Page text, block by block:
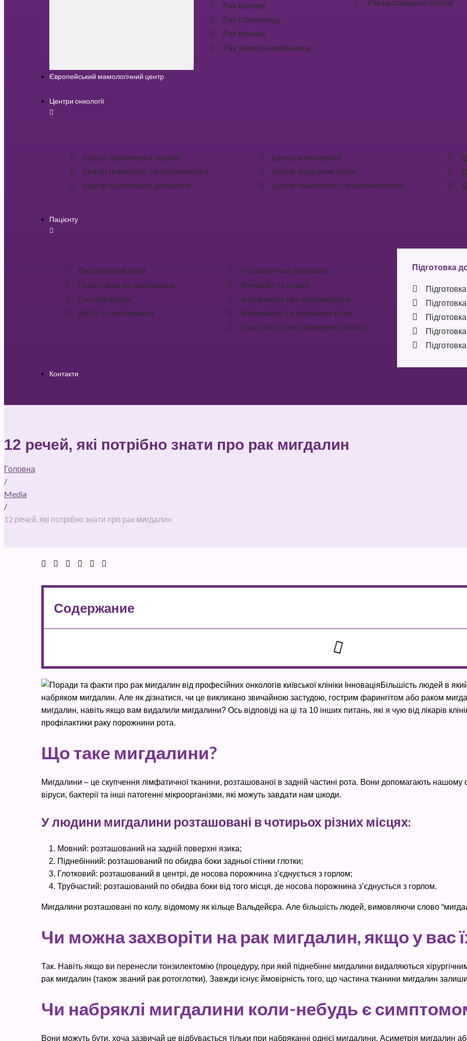
Рак шлунку
Рак стравоходу
Рак печінки
Рак тонкого кишківника
Рак щитовидної залози
Європейський мамологічний центр
Центри онкології
Центр променевої терапії
Центр гінекології / онкогінекології
Центр паліативної допомоги
Центр хіміотерапії
Центр лікування болю
Центр гематології / онкогематології
Пацієнту
Ваш перший візит
Підготовка до досліджень
Госпіталізація
Дієта та харчування
Психологічна допомога
Комфорт та сервіс
Інформація про онкомаркери
Вакцинація та лікування раку
Пам'ятка після проведеної біопсії
Підготовка
Контакти
12 речей, які потрібно знати про рак мигдалин
Головна
/
Media
/
12 речей, які потрібно знати про рак мигдалин
Содержание
Більшість людей в
набряком мигдалин. Але як дізнатися, чи це викликано звичайною застудою, гострим фарингітом або раком
мигдалин, навіть якщо вам видалили мигдалини? Ось відповіді на ці та 10 інших питань, які я чую від лікарів
профілактики раку порожнини рота.
Що таке мигдалини?
Мигдалини – це скупчення лімфатичної тканини, розташованої в задній частині рота. Вони допомагають нашому
віруси, бактерії та інші патогенні мікроорганізми, які можуть завдати нам шкоди.
У людини мигдалини розташовані в чотирьох різних місцях:
Мовний: розташований на задній поверхні язика;
Піднебінний: розташований по обидва боки задньої стінки глотки;
Глотковий: розташований в центрі, де носова порожнина з’єднується з горлом;
Трубчастий: розташований по обидва боки від того місця, де носова порожнина з’єднується з горлом.
Мигдалини розташовані по колу, відомому як кільце Вальдейєра. Але більшість людей, вимовляючи слово
Чи можна захворіти на рак мигдалин, якщо у вас
Так. Навіть якщо ви перенесли тонзилектомію (процедуру, при якій піднебінні мигдалини видаляються
рак мигдалин (також званий рак ротоглотки). Завжди існує ймовірність того, що частина тканини мигдалин
Чи набряклі мигдалини коли-небудь є
Вони можуть бути, хоча зазвичай це відбувається тільки при набряканні однієї мигдалини. Асиметрія мигдалин